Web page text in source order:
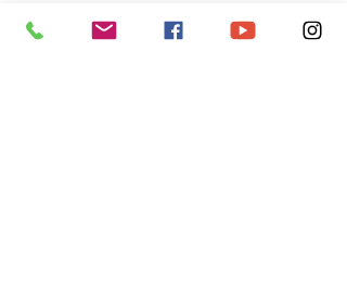
Página da Publicação: